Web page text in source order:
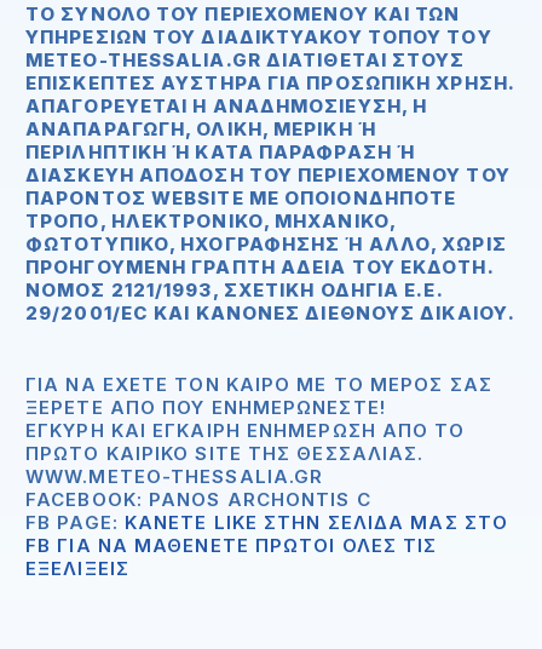
ΤΟ ΣΎΝΟΛΟ ΤΟΥ ΠΕΡΙΕΧΟΜΈΝΟΥ ΚΑΙ ΤΩΝ
ΥΠΗΡΕΣΙΏΝ ΤΟΥ ΔΙΑΔΙΚΤΥΑΚΟΎ ΤΌΠΟΥ ΤOΥ
METEO-THESSALIA.GR ΔΙΑΤΊΘΕΤΑΙ ΣΤΟΥΣ
ΕΠΙΣΚΈΠΤΕΣ ΑΥΣΤΗΡΆ ΓΙΑ ΠΡΟΣΩΠΙΚΉ ΧΡΉΣΗ.
ΑΠΑΓΟΡΕΥΕΤΑΙ Η ΑΝΑΔΗΜΟΣΊΕΥΣΗ, Η
ΑΝΑΠΑΡΑΓΩΓΉ, ΟΛΙΚΉ, ΜΕΡΙΚΉ Ή Π
ΕΡΙΛΗΠΤΙΚΉ Ή ΚΑΤΆ ΠΑΡΆΦΡΑΣΗ Ή ΔΙΑ
ΣΚΕΥΉ ΑΠΌΔΟΣΗ ΤΟΥ ΠΕΡΙΕΧΟΜΈΝΟΥ ΤΟΥ ΠΑΡ
ΌΝΤΟΣ WEBSITE ΜΕ ΟΠΟΙΟΝΔΉΠΟΤΕ ΤΡΌ
ΠΟ, ΗΛΕΚΤΡΟΝΙΚΌ, ΜΗΧΑΝΙΚΌ, ΦΩΤ
ΟΤΥΠΙΚΌ, ΗΧΟΓΡΆΦΗΣΗΣ Ή ΆΛΛΟ, ΧΩΡΊΣ ΠΡΟΗ
ΓΟΎΜΕΝΗ ΓΡΑΠΤΉ ΆΔΕΙΑ ΤΟΥ ΕΚΔΌΤΗ. ΝΌΜΟ
Σ 2121/1993, ΣΧΕΤΙΚΉ ΟΔΗΓΊΑ Ε.Ε. 29/2
001/EC ΚΑΙ ΚΑΝΌΝΕΣ ΔΙΕΘΝΟΎΣ ΔΙΚΑΊΟΥ.
ΓΙΑ ΝΑ ΈΧΕΤΕ ΤΟΝ ΚΑΙΡΌ ΜΕ ΤΟ ΜΈΡΟΣ ΣΑΣ
ΞΈΡΕΤΕ ΑΠΟ ΠΟΥ ΕΝΗΜΕΡΏΝΕΣΤΕ!
ΈΓΚΥΡΗ ΚΑΙ ΈΓΚΑΙΡΗ ΕΝΗΜΈΡΩΣΗ ΑΠΟ ΤΟ
ΠΡΏΤΟ ΚΑΙΡΙΚΌ SITE ΤΗΣ ΘΕΣΣΑΛΊΑΣ.
WWW.METEO-THESSALIA.GR
FACEBOOK: PANOS ARCHONTIS C
FB PAGE: ΚΑΝΕΤΕ LIKE ΣΤΗΝ ΣΕΛΙΔΑ ΜΑΣ ΣΤΟ
FB ΓΙΑ ΝΑ ΜΑΘΕΝΕΤΕ ΠΡΩΤΟΙ ΟΛΕΣ ΤΙΣ
ΕΞΕΛΙΞΕΙΣ